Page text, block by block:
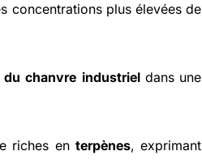
concentrations plus élevées de
chanvre industrieldans une
riches enterpènes, exprimant